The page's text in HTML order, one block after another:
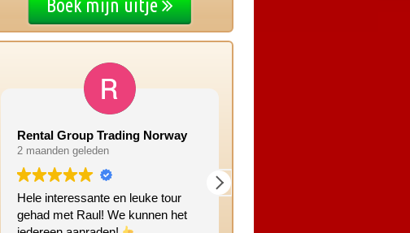
Boek mijn uitje
Rental Group Trading Norway
2 maanden geleden
Hele interessante en leuke tour
gehad met Raul! We kunnen het